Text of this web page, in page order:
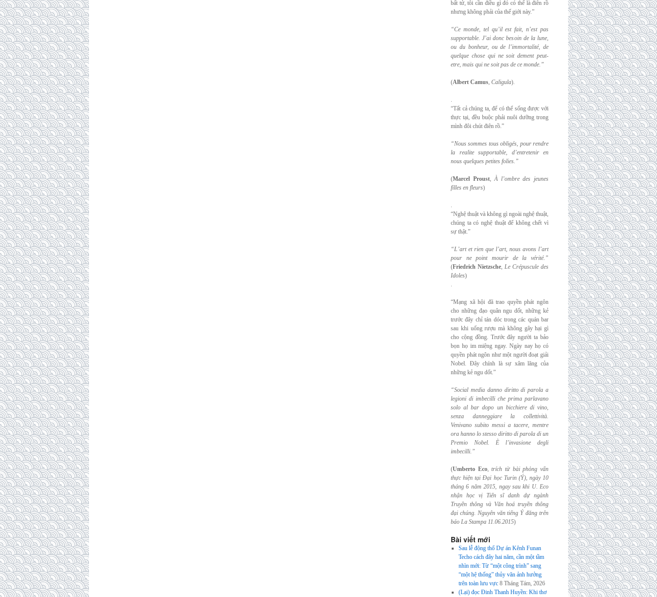
bất tử, tôi cần điều gì đó có thể là điên rồ
nhưng không phải của thế giới này.”
“Ce monde, tel qu’il est fait, n’est pas
supportable. J’ai donc besoin de la lune,
ou du bonheur, ou de l’immortalité, de
quelque chose qui ne soit dement peut-
etre, mais qui ne soit pas de ce monde.”
(Albert Camus, Caligula).
.
“Tất cả chúng ta, để có thể sống được với
thực tại, đều buộc phải nuôi dưỡng trong
mình đôi chút điên rồ.”
“Nous sommes tous obligés, pour rendre
la realite supportable, d’entretenir en
nous quelques petites folies.”
(Marcel Proust,À l’ombre des jeunes
filles en fleurs)
.
“Nghệ thuật và không gì ngoài nghệ thuật,
chúng ta có nghệ thuật để không chết vì
sự thật.”
“L’art et rien que l’art, nous avons l’art
pour ne point mourir de la vérité.”
(Friedrich Nietzsche, Le Crépuscule des
Idoles)
.
“Mạng xã hội đã trao quyền phát ngôn
cho những đạo quân ngu dốt, những kẻ
trước đây chỉ tán dóc trong các quán bar
sau khi uống rượu mà không gây hại gì
cho cộng đồng. Trước đây người ta bảo
bọn họ im miệng ngay. Ngày nay họ có
quyền phát ngôn như một người đoạt giải
Nobel. Đây chính là sự xâm lăng của
những kẻ ngu dốt.”
“Social media danno diritto di parola a
legioni di imbecilli che prima parlavano
solo albar dopo un bicchiere di vino,
senza danneggiare la collettività.
Venivano subito messi a tacere, mentre
ora hanno lo stesso diritto di parola di un
Premio Nobel. È l’invasione degli
imbecilli.”
(Umberto Eco,trích từ bài phỏng vấn
thực hiện tại Đại học Turin (Ý), ngày 10
tháng 6 năm 2015, ngay sau khi U. Eco
nhận học vị Tiến sĩ danh dự ngành
Truyền thông và Văn hoá truyền thông
đại chúng. Nguyên văn tiếng Ý đăng trên
báo La Stampa 11.06.2015)
Bài viết mới
Sau lễ động thổ Dự án Kênh Funan
Techo cách đây hai năm, cần một tầm
nhìn mới: Từ “một công trình” sang
“một hệ thống” thủy văn ảnh hưởng
trên toàn lưu vực 8 Tháng Tám, 2026
(Lại) đọc Đinh Thanh Huyền: Khi thơ